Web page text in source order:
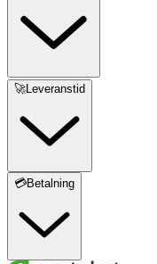
🚀Leveranstid
💳Betalning